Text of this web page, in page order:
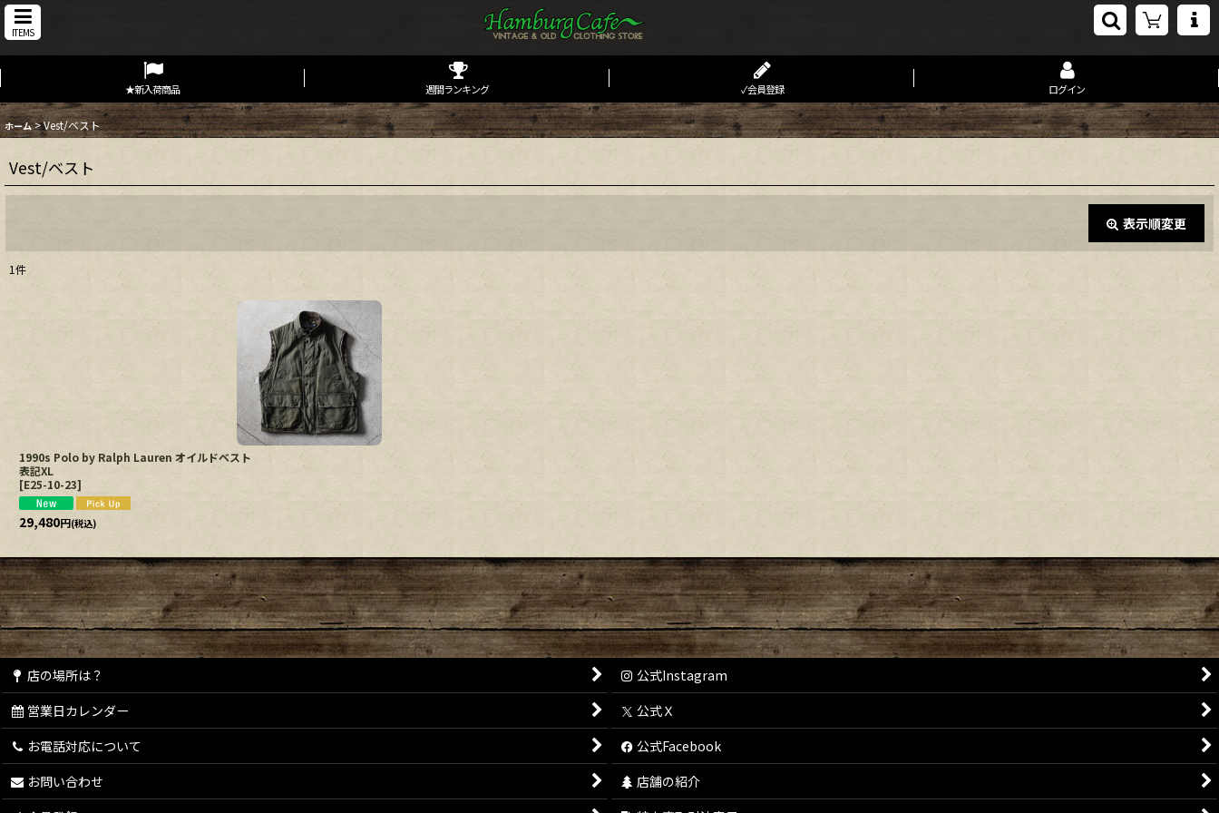
ITEMS
★新入荷商品 週間ランキング ✓会員登録 ログイン
ホーム >Vest/ベスト
Vest/ベスト
表示順変更
1件
1990s Polo by Ralph Lauren オイルドベスト
表記XL
[E25-10-23]
29,480円(税込)
店の場所は？
公式Instagram
営業日カレンダー
公式Ｘ
お電話対応について
公式Facebook
お問い合わせ
店舗の紹介